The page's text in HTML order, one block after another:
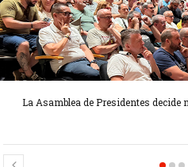
La Asamblea de Presidentes decide
Candidatas
Candidatas Preseleccionadas por el
Mercat